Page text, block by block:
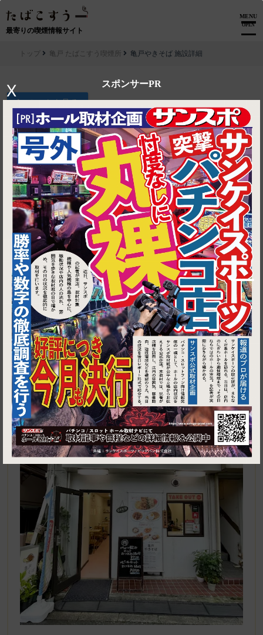
最寄りの喫煙情報サイト
MENU
OPEN
スポンサーPR
X
1
トップ 亀戸 たばこすう喫煙所 亀戸やきそば 施設詳細
▶ ルートを見る
亀戸 たばこすう喫煙所│亀戸やきそば
〒136-0071 東京都江東区亀戸６丁目５６−３ 亀戸やきそば